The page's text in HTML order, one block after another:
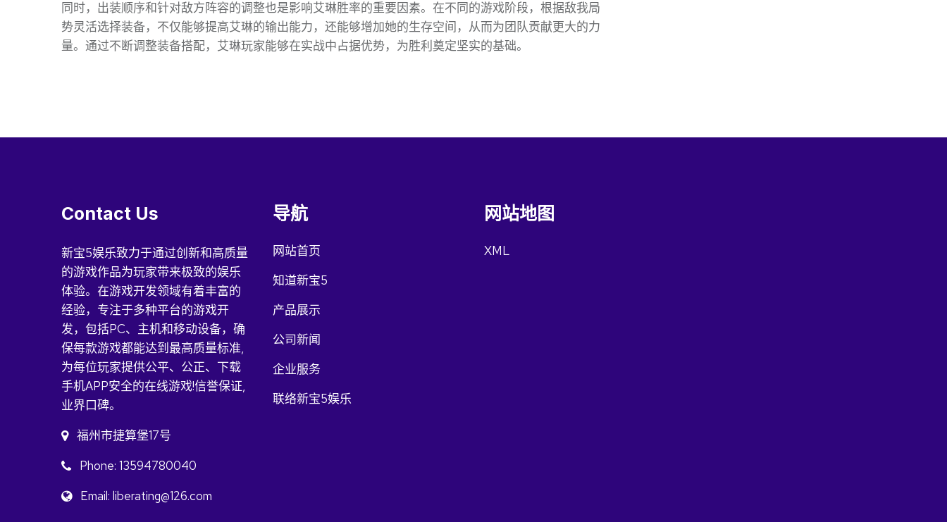
同时，出装顺序和针对敌方阵容的调整也是影响艾琳胜率的重要因素。在不同的游戏阶段，根据敌我局
势灵活选择装备，不仅能够提高艾琳的输出能力，还能够增加她的生存空间，从而为团队贡献更大的力
量。通过不断调整装备搭配，艾琳玩家能够在实战中占据优势，为胜利奠定坚实的基础。
Contact Us
新宝5娱乐致力于通过创新和高质量
的游戏作品为玩家带来极致的娱乐
体验。在游戏开发领域有着丰富的
经验，专注于多种平台的游戏开
发，包括PC、主机和移动设备，确
保每款游戏都能达到最高质量标准,
为每位玩家提供公平、公正、下载
手机APP安全的在线游戏!信誉保证,
业界口碑。
福州市捷算堡17号
Phone: 13594780040
Email: liberating@126.com
导航
网站首页
知道新宝5
产品展示
公司新闻
企业服务
联络新宝5娱乐
网站地图
XML